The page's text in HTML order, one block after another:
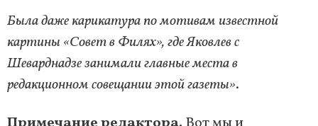
Была даже карикатура по мотивам известной
картины «Совет в Филях», где Яковлев с
Шеварднадзе занимали главные места в
редакционном совещании этой газеты».